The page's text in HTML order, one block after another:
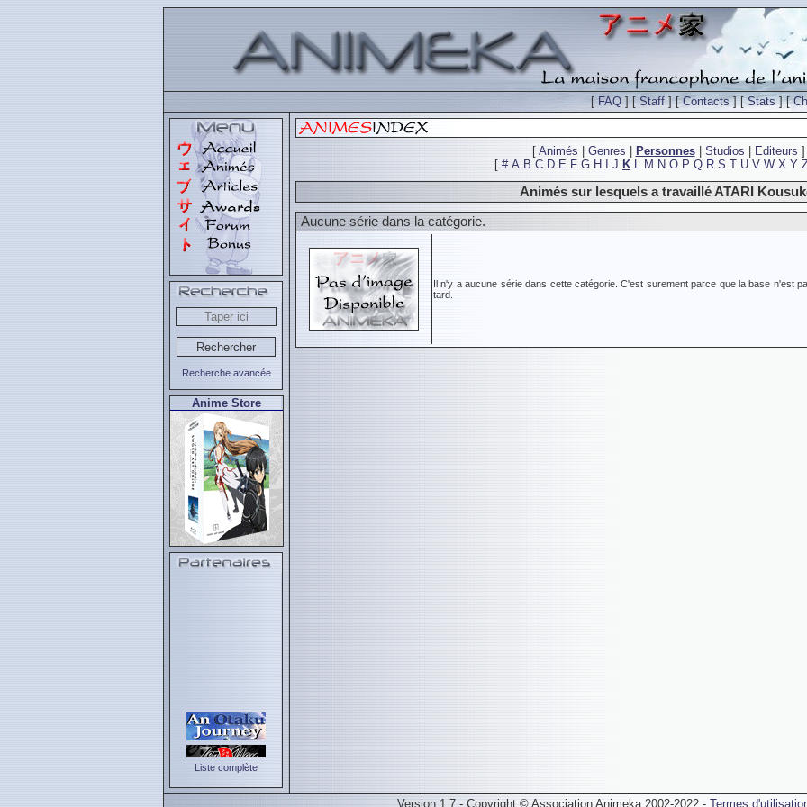
[FAQ ] [Staff ] [Contacts] [Stats] [
Recherche avancée
Anime Store
Liste complète
[ Animés Genres Personnes| Studios Editeurs ]
[ # A B C D E F G H J K L M N O P Q R S T U V W X Y
Animés sur lesquels a travaillé ATARI
Aucune série dans la catégorie.
Il n'y a aucune série dans cette catégorie. C'est surement parce que la base n'est
tard.
Version 1.7 - Copyright © Association Animeka 2002-2022 - Termes